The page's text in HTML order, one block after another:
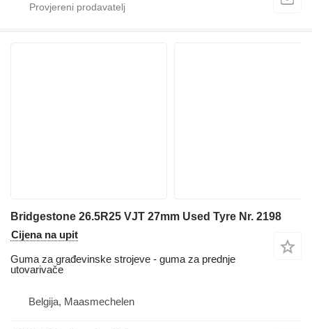
Bridgestone 26.5R25 VJT 27mm Used Tyre Nr. 2198
Cijena na upit
Guma za građevinske strojeve - guma za prednje
utovarivače
Belgija, Maasmechelen